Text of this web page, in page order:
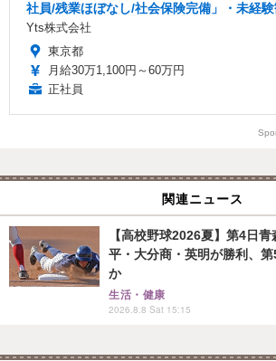
社員/残業ほぼなし/社会保険完備」・未経
Yts株式会社
東京都
月給30万1,100円～60万円
正社員
関連ニュース
【高校野球2026夏】第4日
平・大分商・英明が勝利、
か
生活・健康
2026.8.8 Sat 15:15